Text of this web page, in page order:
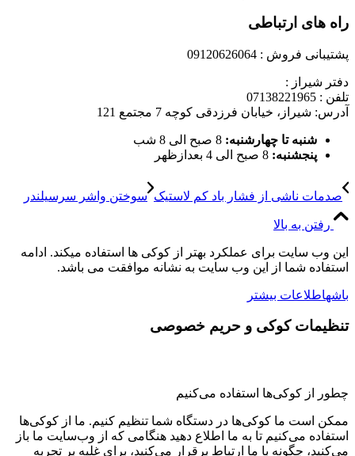
راه های ارتباطی
پشتیبانی فروش : 09120626064
دفتر شیراز :
تلفن : 07138221965
آدرس: شیراز، خیابان فرزدقی کوچه 7 مجتمع 121
شنبه تا چهارشنبه: 8 صبح الی 8 شب
پنجشنبه: 8 صبح الی 4 بعدازظهر
صدمات ناشی از فشار باد کم لاستیک سوختن واشر سرسیلندر
رفتن به بالا
این وب سایت برای عملکرد بهتر از کوکی ها استفاده میکند. ادامه
استفاده شما از این وب سایت به نشانه موافقت می باشد.
باشهاطلاعات بیشتر
تنظیمات کوکی و حریم خصوصی
چطور از کوکی‌ها استفاده می‌کنیم
ممکن است ما کوکی‌ها در دستگاه شما تنظیم کنیم. ما از کوکی‌ها
استفاده می‌کنیم تا به ما اطلاع دهید هنگامی که از وب‌سایت ما باز
می‌کنید، چگونه با ما ارتباط برقرار می‌کنید، برای غلبه بر تجربه